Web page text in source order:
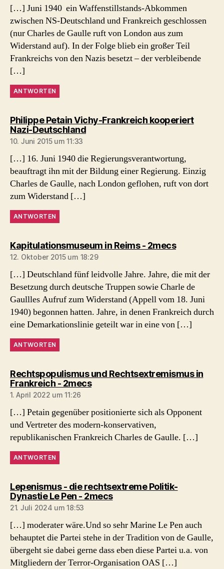
[…] Juni 1940 ein Waffenstillstands-Abkommen
zwischen NS-Deutschland und Frankreich geschlossen
(nur Charles de Gaulle ruft von London aus zum
Widerstand auf). In der Folge blieb ein großer Teil
Frankreichs von den Nazis besetzt – der verbleibende
[…]
ANTWORTEN
Philippe Petain Vichy-Frankreich kooperiert
Nazi-Deutschlandsagt:
10. Juni 2015 um 11:33
[…] 16. Juni 1940 die Regierungsverantwortung,
beauftragt ihn mit der Bildung einer Regierung. Einzig
Charles de Gaulle, nach London geflohen, ruft von dort
zum Widerstand […]
ANTWORTEN
Kapitulationsmuseum in Reims - 2mecssagt:
12. Oktober 2015 um 18:29
[…] Deutschland fünf leidvolle Jahre. Jahre, die mit der
Besetzung durch deutsche Truppen sowie Charle de
Gaullles Aufruf zum Widerstand (Appell vom 18. Juni
1940) begonnen hatten. Jahre, in denen Frankreich durch
eine Demarkationslinie geteilt war in eine von […]
ANTWORTEN
Rechtspopulismus und Rechtsextremismus in
Frankreich - 2mecssagt:
1. April 2022 um 11:26
[…] Petain gegenüber positionierte sich als Opponent
und Vertreter des modern-konservativen,
republikanischen Frankreich Charles de Gaulle. […]
ANTWORTEN
Lepenismus - die rechtsextreme Politik-
Dynastie Le Pen - 2mecssagt:
21. Juli 2024 um 18:53
[…] moderater wäre.Und so sehr Marine Le Pen auch
behauptet die Partei stehe in der Tradition von de Gaulle,
übergeht sie dabei gerne dass eben diese Partei u.a. von
Mitgliedern der Terror-Organisation OAS […]